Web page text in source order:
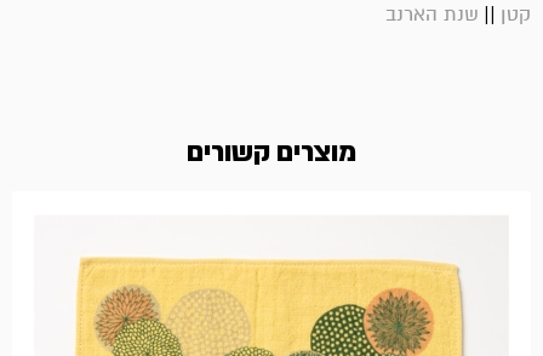
קטן || שנת הארנב
מוצרים קשורים